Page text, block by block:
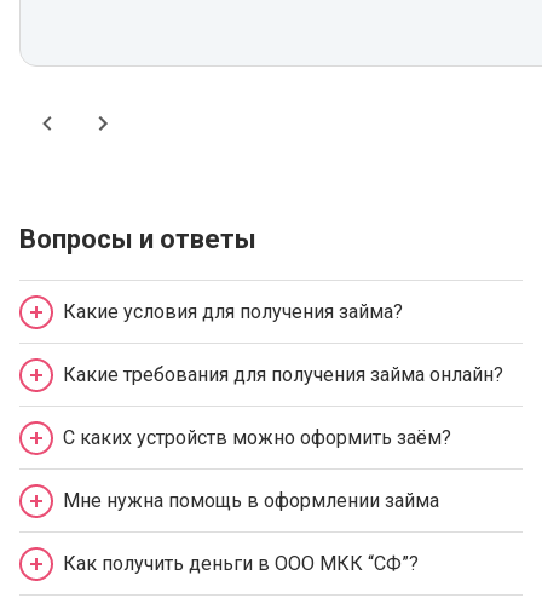
Вопросы и ответы
Какие условия для получения займа?
Какие требования для получения займа онлайн?
С каких устройств можно оформить заём?
Мне нужна помощь в оформлении займа
Как получить деньги в ООО МКК “СФ”?